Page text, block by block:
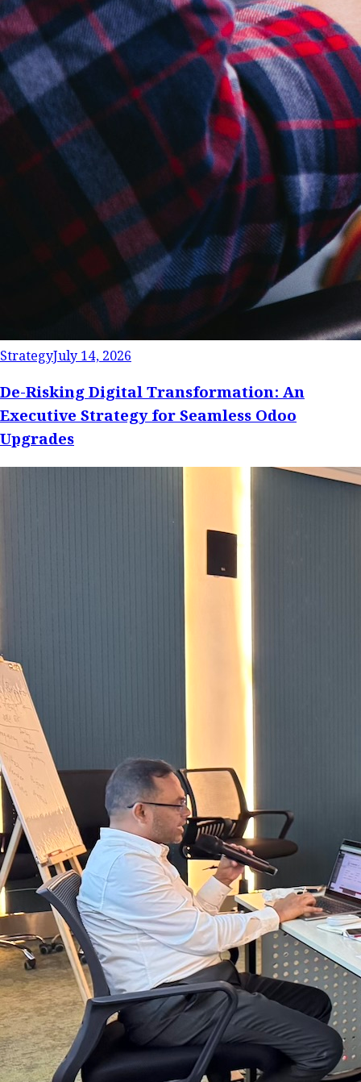
StrategyJuly 14, 2026
De-Risking Digital Transformation: An
Executive Strategy for Seamless Odoo
Upgrades